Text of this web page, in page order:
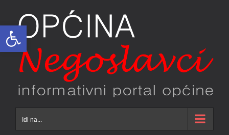
Open toolbar
content
Idi na...